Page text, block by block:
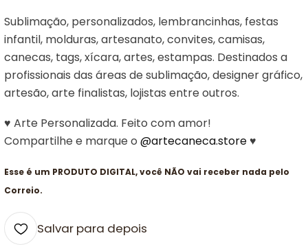
Sublimação, personalizados, lembrancinhas, festas
infantil, molduras, artesanato, convites, camisas,
canecas, tags, xícara, artes, estampas. Destinados a
profissionais das áreas de sublimação, designer gráfico,
artesão, arte finalistas, lojistas entre outros.
♥ Arte Personalizada. Feito com amor!
Compartilhe e marque o @artecaneca.store♥
Esse é um PRODUTO DIGITAL, você NÃO vai receber nada pelo
Correio.
Salvar para depois